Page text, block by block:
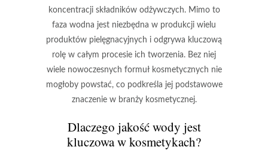
koncentracji składników odżywczych. Mimo to
faza wodna jest niezbędna w produkcji wielu
produktów pielęgnacyjnych i odgrywa kluczową
rolę w całym procesie ich tworzenia. Bez niej
wiele nowoczesnych formuł kosmetycznych nie
mogłoby powstać, co podkreśla jej podstawowe
znaczenie w branży kosmetycznej.
Dlaczego jakość wody jest
kluczowa w kosmetykach?